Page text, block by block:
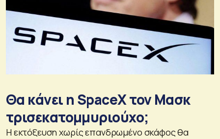
Θα κάνει η SpaceX τον Μασκ
τρισεκατομμυριούχο;
Η εκτόξευση χωρίς επανδρωμένο σκάφος θα